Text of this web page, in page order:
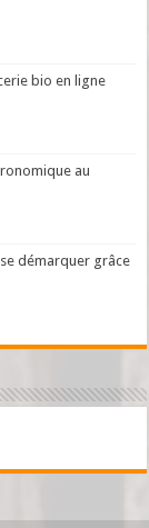
bio en ligne
au
démarquer grâce